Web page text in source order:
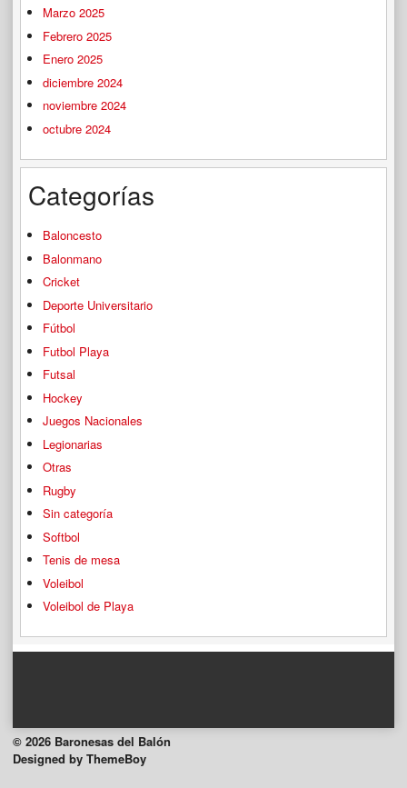
Marzo 2025
Febrero 2025
Enero 2025
diciembre 2024
noviembre 2024
octubre 2024
Categorías
Baloncesto
Balonmano
Cricket
Deporte Universitario
Fútbol
Futbol Playa
Futsal
Hockey
Juegos Nacionales
Legionarias
Otras
Rugby
Sin categoría
Softbol
Tenis de mesa
Voleibol
Voleibol de Playa
© 2026 Baronesas del Balón
Designed by ThemeBoy